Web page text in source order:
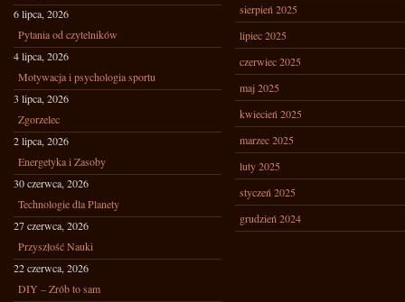
6 lipca, 2026
Pytania od czytelników
4 lipca, 2026
Motywacja i psychologia sportu
3 lipca, 2026
Zgorzelec
2 lipca, 2026
Energetyka i Zasoby
30 czerwca, 2026
Technologie dla Planety
27 czerwca, 2026
Przyszłość Nauki
22 czerwca, 2026
DIY – Zrób to sam
sierpień 2025
lipiec 2025
czerwiec 2025
maj 2025
kwiecień 2025
marzec 2025
luty 2025
styczeń 2025
grudzień 2024